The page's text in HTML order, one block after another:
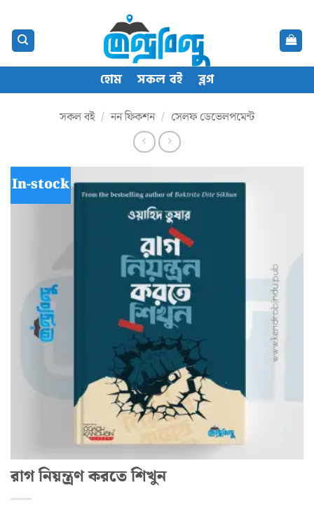
content
হোম সকল বই ব্লগ
সকল বই / নন ফিকশন / সেলফ ডেভেলপমেন্ট
In-stock
রাগ নিয়ন্ত্রণ করতে শিখুন